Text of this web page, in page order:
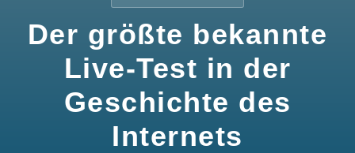
Der größte bekannte
Live-Test in der
Geschichte des
Internets